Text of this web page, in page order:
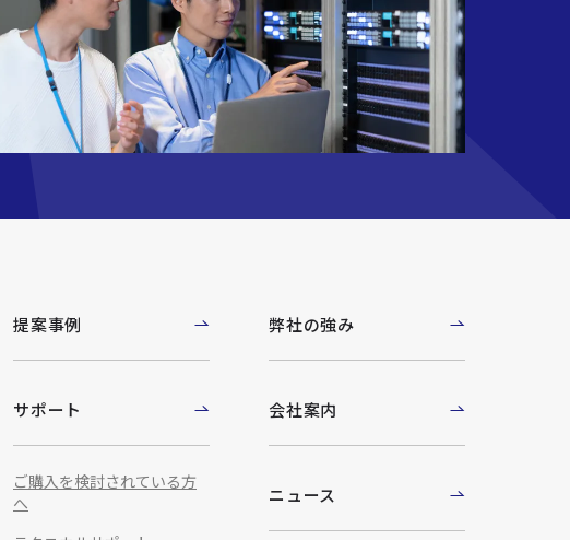
提案事例
サポート
ご購入を検討されている方
へ
弊社の強み
会社案内
ニュース